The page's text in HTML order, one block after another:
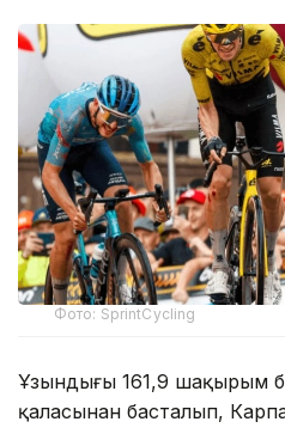
Фото: SprintCycling
Ұзындығы 161,9 шақырым
қаласынан басталып,